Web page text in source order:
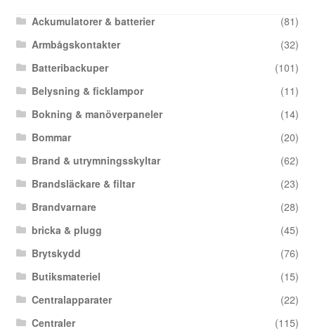
Ackumulatorer & batterier
(81)
Armbågskontakter
(32)
Batteribackuper
(101)
Belysning & ficklampor
(11)
Bokning & manöverpaneler
(14)
Bommar
(20)
Brand & utrymningsskyltar
(62)
Brandsläckare & filtar
(23)
Brandvarnare
(28)
bricka & plugg
(45)
Brytskydd
(76)
Butiksmateriel
(15)
Centralapparater
(22)
Centraler
(115)